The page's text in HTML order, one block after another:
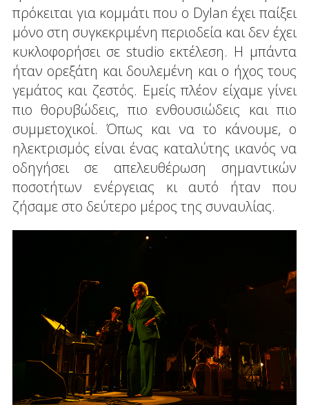
πρόκειται για κομμάτι που ο Dylan έχει παίξει
μόνο στη συγκεκριμένη περιοδεία και δεν έχει
κυκλοφορήσει σε studio εκτέλεση. Η μπάντα
ήταν ορεξάτη και δουλεμένη και ο ήχος τους
γεμάτος και ζεστός. Εμείς πλέον είχαμε γίνει
πιο θορυβώδεις, πιο ενθουσιώδεις και πιο
συμμετοχικοί. Όπως και να το κάνουμε, ο
ηλεκτρισμός είναι ένας καταλύτης ικανός να
οδηγήσει σε απελευθέρωση σημαντικών
ποσοτήτων ενέργειας κι αυτό ήταν που
ζήσαμε στο δεύτερο μέρος της συναυλίας.